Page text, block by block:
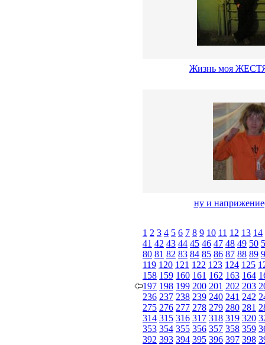
Жизнь моя
ну и
1 2 3 4 5 6 7 8 9 10 11 12 13 14
41 42 43 44 45 46 47 48 49 50
80 81 82 83 84 85 86 87 88 89
119 120 121 122 123 124 125
158 159 160 161 162 163 164
197 198 199 200 201 202 203
236 237 238 239 240 241 242
275 276 277 278 279 280 281
314 315 316 317 318 319 320
353 354 355 356 357 358 359
392 393 394 395 396 397 398